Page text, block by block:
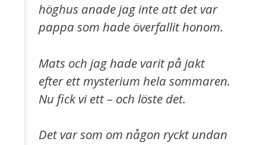
höghus anade jag inte att det var
pappa som hade överfallit honom.
Mats och jag hade varit på jakt
efter ett mysterium hela sommaren.
Nu fick vi ett – och löste det.
Det var som om någon ryckt undan